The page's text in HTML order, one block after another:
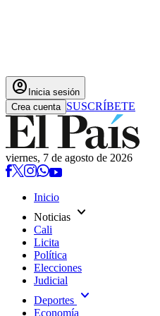
account_circle Inicia sesión
Crea cuenta SUSCRÍBETE
viernes, 7 de agosto de 2026
Inicio
Noticias expand_more
Cali
Licita
Política
Elecciones
Judicial
Deportes expand_more
Economía